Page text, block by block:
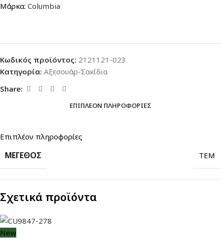
Μάρκα: Columbia
Κωδικός προϊόντος: 2121121-023
Κατηγορία: Αξεσουάρ-Σακίδια
Share:
ΕΠΙΠΛΈΟΝ ΠΛΗΡΟΦΟΡΊΕΣ
Επιπλέον πληροφορίες
ΜΈΓΕΘΟΣ TEM
Σχετικά προϊόντα
New